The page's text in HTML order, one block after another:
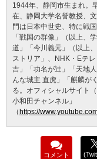
1944年、静岡市生まれ。
在、静岡大学名誉教授、
門は日本中世史、特に戦
「戦国の群像」（以上、
道」「今川義元」（以上
ストリア」、NHK・Eテ
吉」「功名が辻」「天地
んな城主 直虎」「麒麟が
る。オフィシャルサイト（
小和田チャンネル」
（https://
コメント